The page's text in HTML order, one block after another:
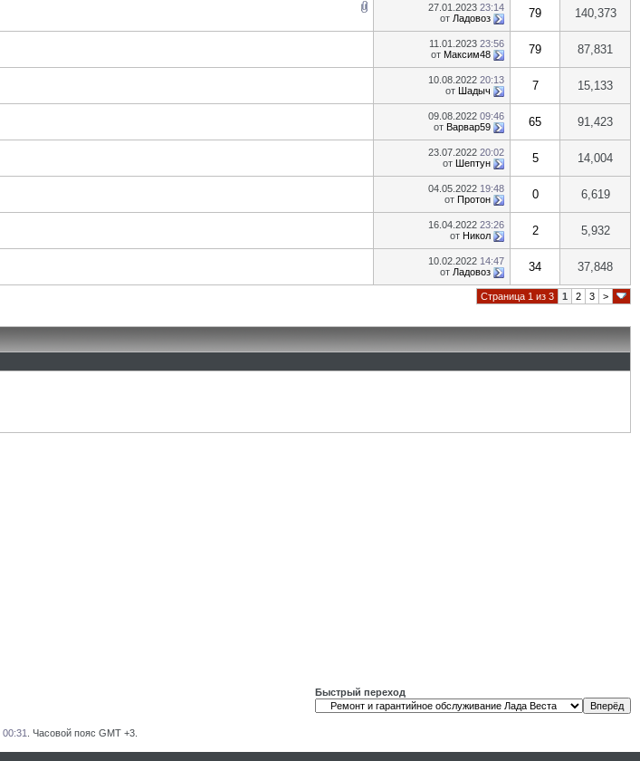
27.01.2023 23:14
от Ладовоз 79 140,373
11.01.2023 23:56
от Максим48 79 87,831
10.08.2022 20:13
от Шадыч 7 15,133
09.08.2022 09:46
от Варвар59 65 91,423
23.07.2022 20:02
от Шептун 5 14,004
04.05.2022 19:48
от Протон 0 6,619
16.04.2022 23:26
от Никол 2 5,932
10.02.2022 14:47
от Ладовоз 34 37,848
Страница 1 из 3 1 2 3 >
Быстрый переход
00:31 . Часовой пояс GMT +3.